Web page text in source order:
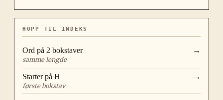
HOPP TIL INDEKS
Ord på 2 bokstaver
samme lengde
→
Starter på H
første bokstav
→